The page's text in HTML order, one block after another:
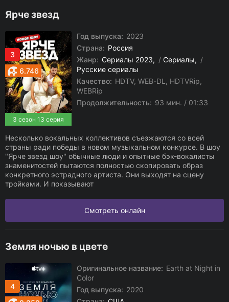
Ярче звезд
3
3 сезон 13 серия
6.746
Год выпуска: 2023
Страна: Россия
Жанр: Сериалы 2023 / Сериалы
/
Русские сериалы
Качество: HDTV, WEB-DL, HDTVRip,
WEBRip
Продолжительность: 93 мин. / 01:33
Несколько вокальных коллективов съезжаются со всей
страны ради победы в новом музыкальном конкурсе. В шоу
"Ярче звезд шоу" обычные люди и опытные бэк-вокалисты
знаменитостей пытаются полностью скопировать образ
конкретного эстрадного артиста. Они выходят на сцену
тройками. И показывают
Смотреть онлайн
Земля ночью в цвете
4
Оригинальное название: Earth at Night in
Color
Год выпуска: 2020